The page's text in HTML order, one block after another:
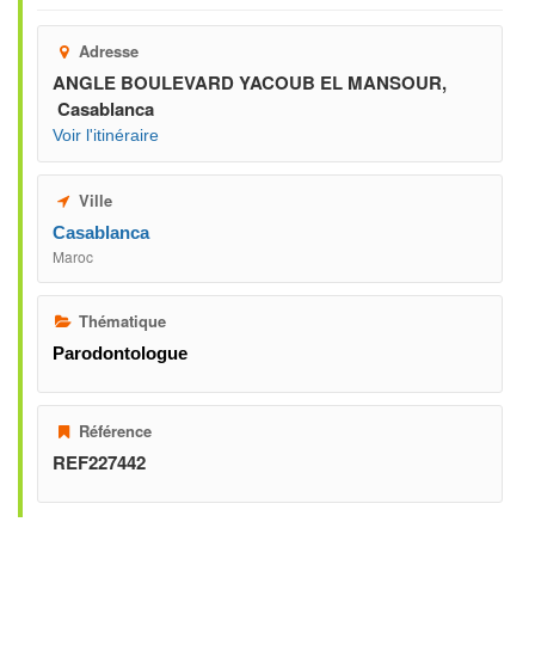
Adresse
ANGLE BOULEVARD YACOUB EL MANSOUR,
Casablanca
Voir l'itinéraire
Ville
Casablanca
Maroc
Thématique
Parodontologue
Référence
REF227442